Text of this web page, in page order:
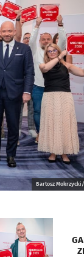
Bartosz